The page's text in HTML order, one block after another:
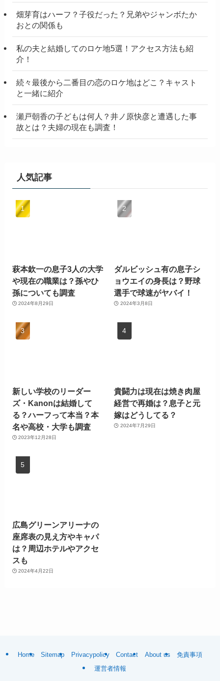
畑芽育はハーフ？子役だった？兄弟やジャンボたか
おとの関係も
私の夫と結婚してのロケ地5選！アクセス方法も紹
介！
続々最後から二番目の恋のロケ地はどこ？キャスト
と一緒に紹介
瀬戸朝香の子どもは何人？井ノ原快彦と遭遇した事
故とは？夫婦の現在も調査！
人気記事
萩本欽一の息子3人の大学
や現在の職業は？孫やひ
孫についても調査
2024年8月29日
ダルビッシュ有の息子シ
ョウエイの身長は？野球
選手で球速がヤバイ！
2024年3月8日
新しい学校のリーダー
ズ・Kanonは結婚して
る？ハーフって本当？本
名や高校・大学も調査
2023年12月28日
貴闘力は現在は焼き肉屋
経営で再婚は？息子と元
嫁はどうしてる？
2024年7月29日
広島グリーンアリーナの
座席表の見え方やキャパ
は？周辺ホテルやアクセ
スも
2024年4月22日
Home Sitemap Privacypolicy Contact About us
免責事項
運営者情報